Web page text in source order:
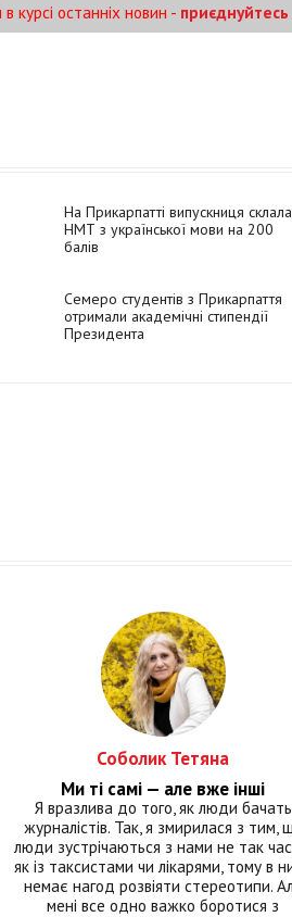
курсі останніх новин -
На Прикарпатті випускниця склала
НМТ з української мови на 200
балів
Семеро студентів з Прикарпаття
отримали академічні стипендії
Президента
Соболик Тетяна
Ми ті самі — але вже інші
Я вразлива до того, як люди бачать
журналістів. Так, я змирилася з тим,
люди зустрічаються з нами не так
як із таксистами чи лікарями, тому в
немає нагод розвіяти стереотипи.
мені все одно важко боротися з